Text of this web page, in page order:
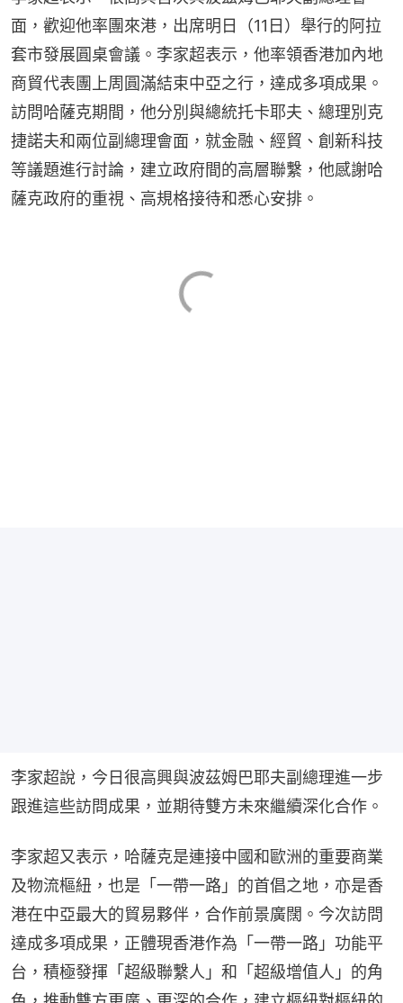
面，歡迎他率團來港，出席明日（11日）舉行的阿拉
套市發展圓桌會議。李家超表示，他率領香港加內地
商貿代表團上周圓滿結束中亞之行，達成多項成果。
訪問哈薩克期間，他分別與總統托卡耶夫、總理別克
捷諾夫和兩位副總理會面，就金融、經貿、創新科技
等議題進行討論，建立政府間的高層聯繫，他感謝哈
薩克政府的重視、高規格接待和悉心安排。
李家超說，今日很高興與波茲姆巴耶夫副總理進一步
跟進這些訪問成果，並期待雙方未來繼續深化合作。
李家超又表示，哈薩克是連接中國和歐洲的重要商業
及物流樞紐，也是「一帶一路」的首倡之地，亦是香
港在中亞最大的貿易夥伴，合作前景廣闊。今次訪問
達成多項成果，正體現香港作為「一帶一路」功能平
台，積極發揮「超級聯繫人」和「超級增值人」的角